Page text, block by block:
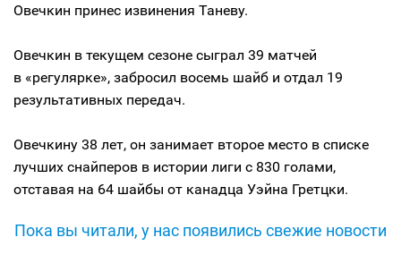
Овечкин принес извинения Таневу.
Овечкин в текущем сезоне сыграл 39 матчей
в «регулярке», забросил восемь шайб и отдал 19
результативных передач.
Овечкину 38 лет, он занимает второе место в списке
лучших снайперов в истории лиги с 830 голами,
отставая на 64 шайбы от канадца Уэйна Гретцки.
Пока вы читали, у нас появились свежие новости